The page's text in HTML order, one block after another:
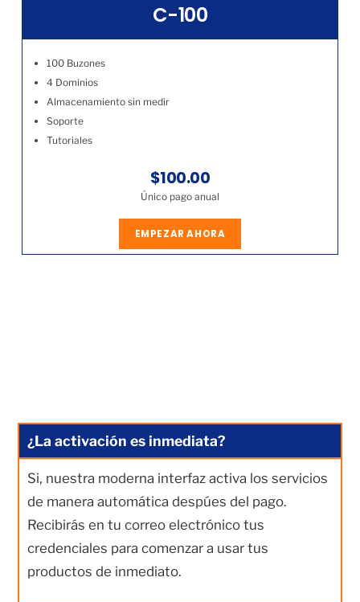
C-100
100 Buzones
4 Dominios
Almacenamiento sin medir
Soporte
Tutoriales
$100.00
Único pago anual
EMPEZAR AHORA
¿La activación es inmediata?
Si, nuestra moderna interfaz activa los servicios
de manera automática despúes del pago.
Recibirás en tu correo electrónico tus
credenciales para comenzar a usar tus
productos de inmediato.